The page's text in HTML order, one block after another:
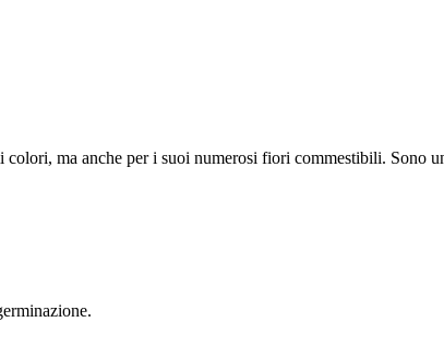
ma anche per i suoi numerosi fiori commestibili. Sono